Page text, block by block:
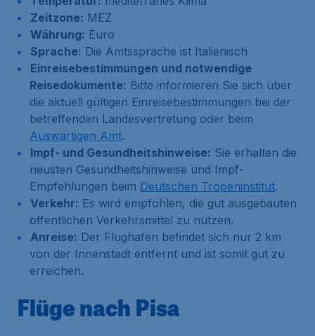
Zeitzone: MEZ
Währung: Euro
Sprache: Die Amtssprache ist Italienisch
Einreisebestimmungen und notwendige
Reisedokumente: Bitte informieren Sie sich über
die aktuell gültigen Einreisebestimmungen bei der
betreffenden Landesvertretung oder beim
Auswärtigen Amt.
Impf- und Gesundheitshinweise: Sie erhalten die
neusten Gesundheitshinweise und Impf-
Empfehlungen beim Deutschen Tropeninstitut.
Verkehr: Es wird empfohlen, die gut ausgebauten
öffentlichen Verkehrsmittel zu nutzen.
Anreise: Der Flughafen befindet sich nur 2 km
von der Innenstadt entfernt und ist somit gut zu
erreichen.
Flüge nach Pisa